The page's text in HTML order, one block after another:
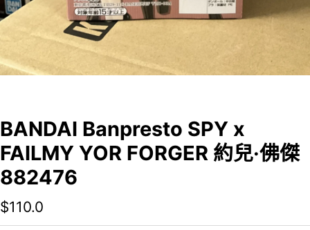
BANDAI Banpresto SPY x
FAILMY YOR FORGER 約兒·佛傑
882476
$110.0